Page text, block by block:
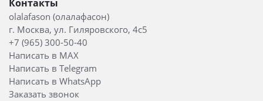
Контакты
olalafason (олалафасон)
г. Москва, ул. Гиляровского, 4с5
+7 (965) 300-50-40
Написать в MAX
Написать в Telegram
Написать в WhatsApp
Заказать звонок